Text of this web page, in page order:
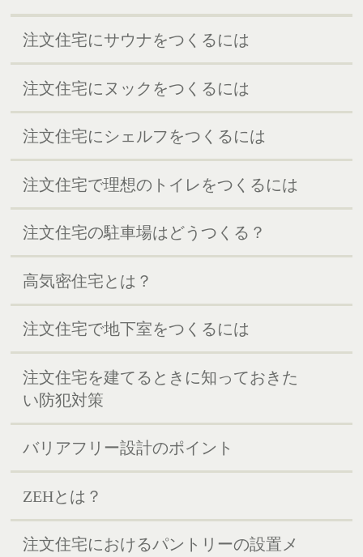
注文住宅にサウナをつくるには
注文住宅にヌックをつくるには
注文住宅にシェルフをつくるには
注文住宅で理想のトイレをつくるには
注文住宅の駐車場はどうつくる？
高気密住宅とは？
注文住宅で地下室をつくるには
注文住宅を建てるときに知っておきた
い防犯対策
バリアフリー設計のポイント
ZEHとは？
注文住宅におけるパントリーの設置メ